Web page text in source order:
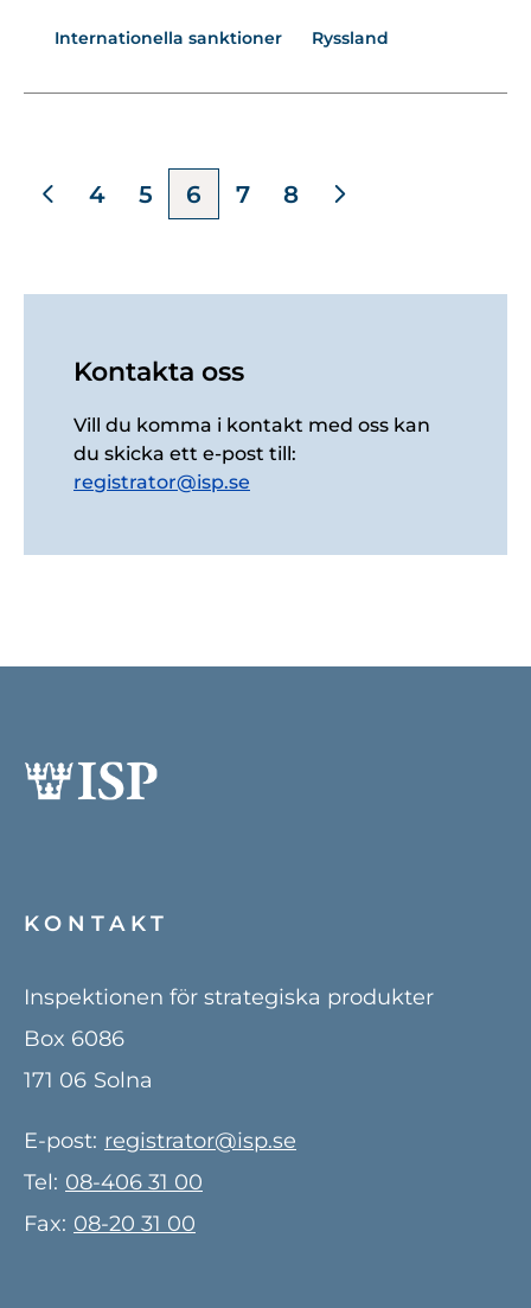
Internationella sanktioner Ryssland
4 5 6 7 8
Kontakta oss
Vill du komma i kontakt med oss kan
du skicka ett e-post till:
registrator@isp.se
KONTAKT
Inspektionen för strategiska produkter
Box 6086
171 06 Solna
E-post: registrator@isp.se
Tel: 08-406 31 00
Fax: 08-20 31 00